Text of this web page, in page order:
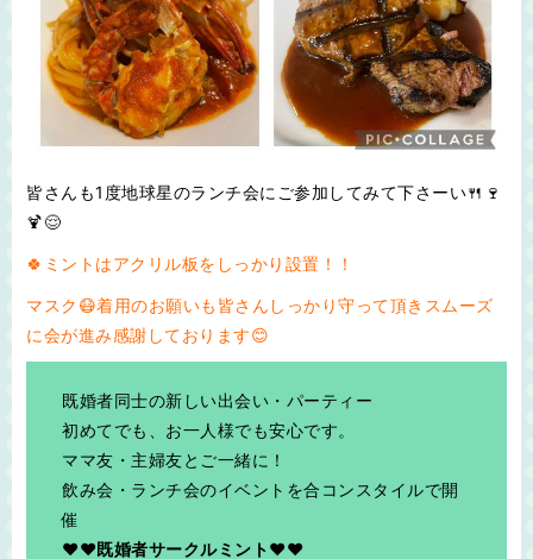
皆さんも1度地球星のランチ会にご参加してみて下さーい🍴🍷
🍹😌
🍀ミントはアクリル板をしっかり設置！！
マスク😷着用のお願いも皆さんしっかり守って頂きスムーズ
に会が進み感謝しております😊
既婚者同士の新しい出会い・パーティー
初めてでも、お一人様でも安心です。
ママ友・主婦友とご一緒に！
飲み会・ランチ会のイベントを合コンスタイルで開
催
♥❤既婚者サークルミント❤♥